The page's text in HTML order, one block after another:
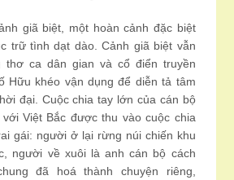
giã biệt, một hoàn cảnh đặc biệt
trữ tình dạt dào. Cảnh giã biệt vẫn
thơ ca dân gian và cổ điển truyền
Hữu khéo vận dụng để diễn tả tâm
đại. Cuộc chia tay lớn của cán bộ
Việt Bắc được thu vào cuộc chia
gái: người ở lại rừng núi chiến khu
người về xuôi là anh cán bộ cách
đã hoá thành chuyện riêng,